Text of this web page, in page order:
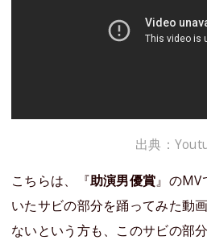
出典：
こちらは、『助演男優賞』のMV
いたサビの部分を踊ってみた動
ないという方も、このサビの部